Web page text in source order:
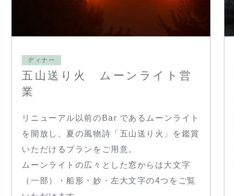
ディナー
五山送り火 ムーンライト営
業
リニューアル以前のBar であるムーンライト
を開放し、夏の風物詩「五山送り火」を鑑賞
いただけるプランをご用意。
ムーンライトの広々とした窓からは大文字
（一部）・船形・妙・左大文字の4つをご覧